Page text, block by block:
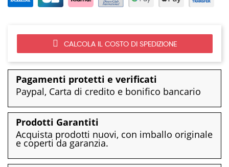
CALCOLA IL COSTO DI SPEDIZIONE
Pagamenti protetti e verificati
Paypal, Carta di credito e bonifico bancario
Prodotti Garantiti
Acquista prodotti nuovi, con imballo originale
e coperti da garanzia.